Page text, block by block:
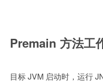
Premain 方法工
目标 JVM 启动时，运行